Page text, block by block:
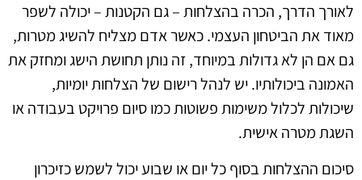
לאורך הדרך, הכרה בהצלחות – גם הקטנות – יכולה לשפר
מאוד את הביטחון העצמי. כאשר אדם מצליח להשיג מטרות,
גם אם הן לא גדולות במיוחד, זה נותן תחושת הישג ומחזק את
האמונה ביכולותיו. יש לנהל רישום של הצלחות יומיות,
שיכולות לכלול משימות פשוטות כמו סיום פרויקט בעבודה או
השגת מטרה אישית.
סיכום ההצלחות בסוף כל יום או שבוע יכול לשמש כזיכרון